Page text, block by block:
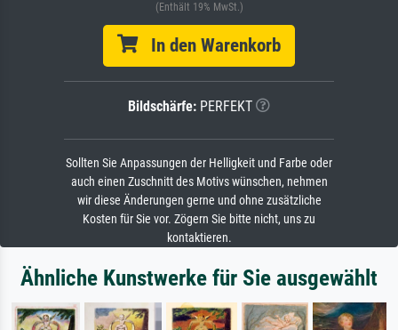
(Enthält 19% MwSt.)
In den Warenkorb
Bildschärfe: PERFEKT
Sollten Sie Anpassungen der Helligkeit und Farbe oder
auch einen Zuschnitt des Motivs wünschen, nehmen
wir diese Änderungen gerne und ohne zusätzliche
Kosten für Sie vor. Zögern Sie bitte nicht, uns zu
kontaktieren.
Ähnliche Kunstwerke für Sie ausgewählt